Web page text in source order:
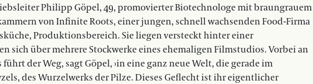
Philipp Göpel, 49, promovierter Biotechnologe mit braungrauem
von Infinite Roots, einer jungen, schnell wachsenden Food-Firma
Produktionsbereich. Sie liegen versteckt hinter einer
über mehrere Stockwerke eines ehemaligen Filmstudios. Vorbei an
der Weg, sagt Göpel, ›in eine ganz neue Welt, die gerade im
des Wurzelwerks der Pilze. Dieses Geflecht ist ihr eigentlicher